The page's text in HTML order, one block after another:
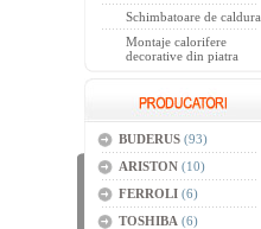
Schimbatoare de caldura
Montaje calorifere
decorative din piatra
BUDERUS (93)
ARISTON (10)
FERROLI (6)
TOSHIBA (6)